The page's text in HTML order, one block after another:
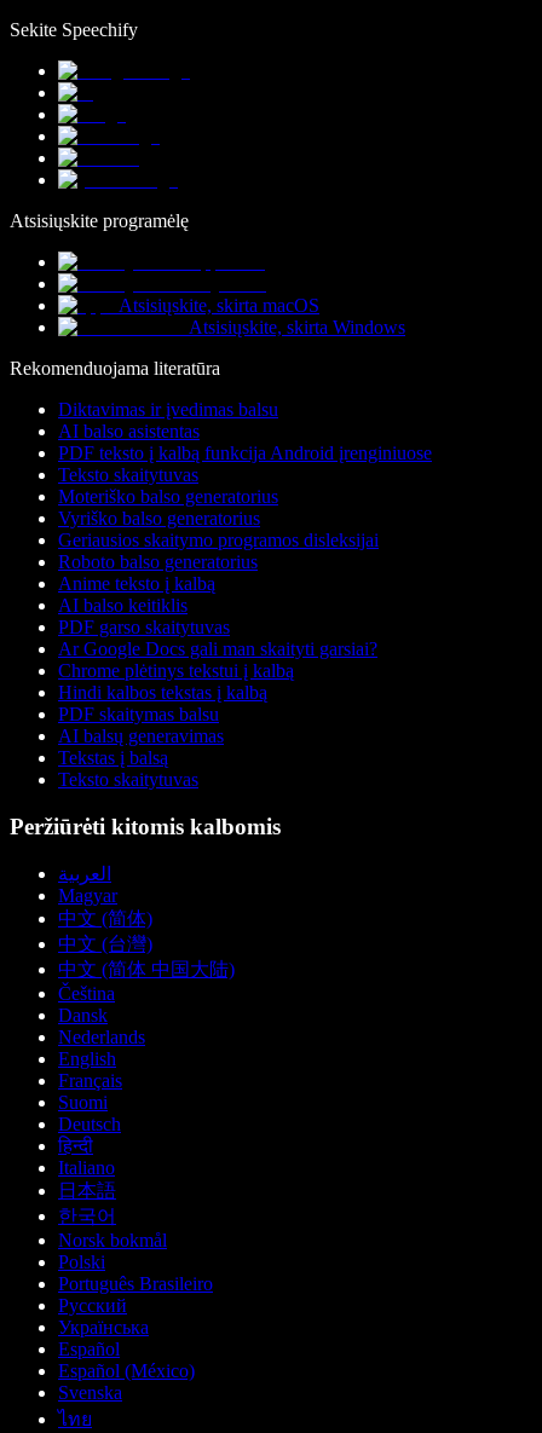
Sekite Speechify
Atsisiųskite programėlę
Atsisiųskite, skirta macOS
Atsisiųskite, skirta Windows
Rekomenduojama literatūra
Diktavimas ir įvedimas balsu
AI balso asistentas
PDF teksto į kalbą funkcija Android įrenginiuose
Teksto skaitytuvas
Moteriško balso generatorius
Vyriško balso generatorius
Geriausios skaitymo programos disleksijai
Roboto balso generatorius
Anime teksto į kalbą
AI balso keitiklis
PDF garso skaitytuvas
Ar Google Docs gali man skaityti garsiai?
Chrome plėtinys tekstui į kalbą
Hindi kalbos tekstas į kalbą
PDF skaitymas balsu
AI balsų generavimas
Tekstas į balsą
Teksto skaitytuvas
Peržiūrėti kitomis kalbomis
العربية
Magyar
中文 (简体)
中文 (台灣)
中文 (简体 中国大陆)
Čeština
Dansk
Nederlands
English
Français
Suomi
Deutsch
हिन्दी
Italiano
日本語
한국어
Norsk bokmål
Polski
Português Brasileiro
Русский
Українська
Español
Español (México)
Svenska
ไทย